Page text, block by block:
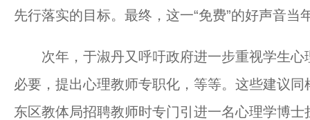
先行落实的目标。最终，这一“免费”的好声音当
次年，于淑丹又呼吁政府进一步重视学生心
必要，提出心理教师专职化，等等。这些建议
东区教体局招聘教师时专门引进一名心理学博